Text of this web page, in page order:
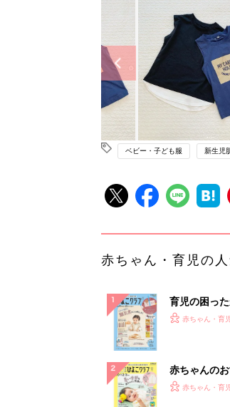
ベビー・子ども服 新生児
赤ちゃん・育児の
育児の困っ
『ひよこク
赤ちゃん・育
赤ちゃんの
てのひよこ
赤ちゃん・育